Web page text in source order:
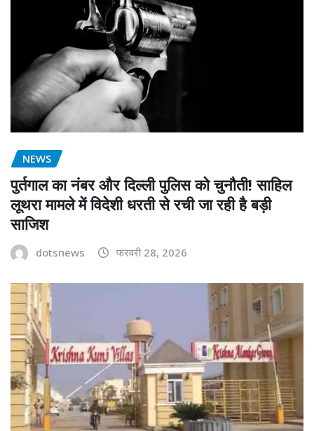
NEWS
पुर्तगाल का नंबर और दिल्ली पुलिस को चुनौती! साहिल
लूथरा मामले में विदेशी धरती से रची जा रही है बड़ी
साजिश
dotsnews फरवरी 28, 2026